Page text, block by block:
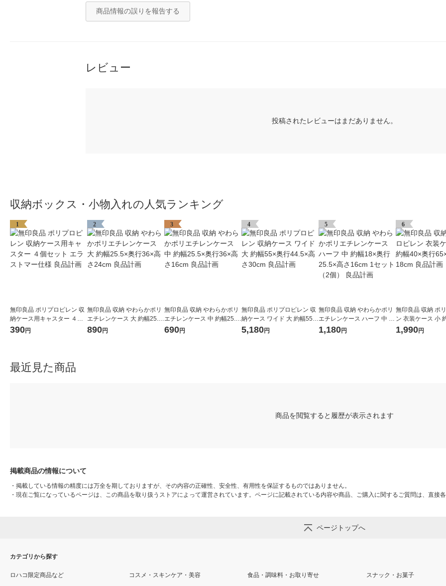
商品情報の誤りを報告する
レビュー
投稿されたレビューはまだありません。
収納ボックス・小物入れの人気ランキング
1
無印良品 ポリプロピレン 収
納ケース用キャスター ４個
セット エラストマー仕様 良
390円
2
無印良品 収納 やわらかポリ
エチレンケース 大 約幅25.5
×奥行36×高さ24cm 良品計
890円
3
無印良品 収納 やわらかポリ
エチレンケース 中 約幅25.5
×奥行36×高さ16cm 良品計
690円
4
無印良品 ポリプロピレン 収
納ケース ワイド 大 約幅55×
奥行44.5×高さ30cm 良品計
5,180円
5
無印良品 収納 やわらかポリ
エチレンケース ハーフ 中 約
幅18×奥行25.5×高さ16cm 1
1,180円
6
無印良品 収納 ポ
ン 衣装ケース 小
行65×高さ18cm 良
1,990円
最近見た商品
商品を閲覧すると履歴が表示されます
掲載商品の情報について
・ 掲載している情報の精度には万全を期しておりますが、その内容の正確性、安全性、有用性を保証するものではありません。
・ 現在ご覧になっているページは、この商品を取り扱うストアによって運営されています。ページに記載されている内容や商品、ご購入に関するご質問は、直接
ページトップへ
カテゴリから探す
ロハコ限定商品など コスメ・スキンケア・美容 食品・調味料・お取り寄せ スナック・お菓子